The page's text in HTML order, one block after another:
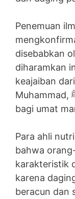
Penemuan
disebabkan
diharamkan
keajaiban
Muhammad, ﷺ sebagai cahaya dan petunjuk
bagi umat
Para ahli
bahwa
karakteristik
karena
beracun dan